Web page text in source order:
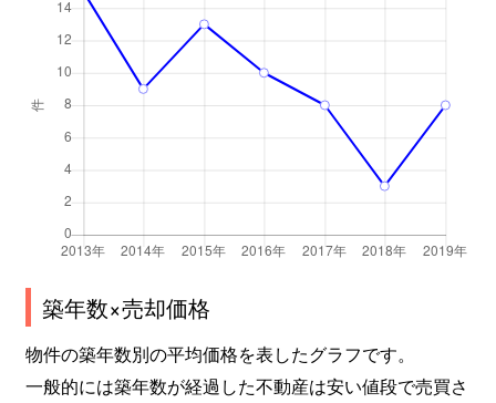
築年数×売却価格
物件の築年数別の平均価格を表したグラフです。
一般的には築年数が経過した不動産は安い値段で売買さ